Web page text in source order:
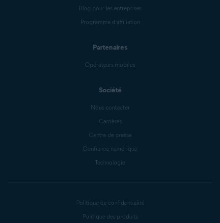
Blog pour les entreprises
Programme d’affiliation
Partenaires
Opérateurs mobiles
Société
Nous contacter
Carrières
Centre de presse
Confiance numérique
Technologie
Politique de confidentialité
Politique des produits